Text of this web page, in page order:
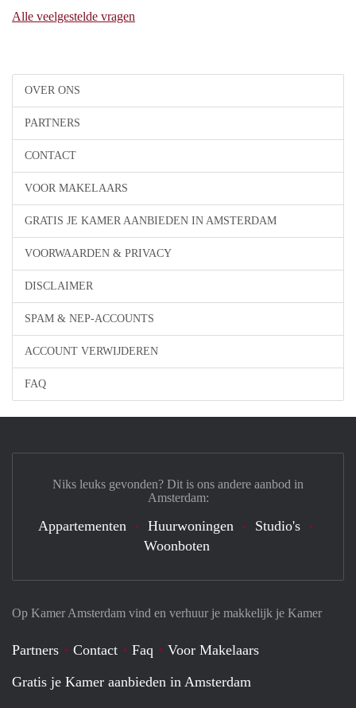
OVER ONS
PARTNERS
CONTACT
VOOR MAKELAARS
GRATIS JE KAMER AANBIEDEN IN AMSTERDAM
VOORWAARDEN & PRIVACY
DISCLAIMER
SPAM & NEP-ACCOUNTS
ACCOUNT VERWIJDEREN
FAQ
Alle veelgestelde vragen
Op Kamer Amsterdam vind en verhuur je makkelijk je Kamer
Partners Contact Faq
Voor Makelaars
Gratis je Kamer aanbieden in Amsterdam
Niks leuks gevonden? Dit is ons andere aanbod in
Amsterdam:
Appartementen Huurwoningen
Studio's
Woonboten